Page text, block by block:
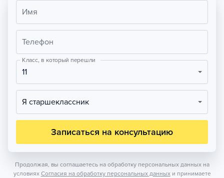
Имя
Телефон
Класс, в который перешли
11
Я старшеклассник
Записаться на консультацию
Продолжая, вы соглашаетесь на обработку персональных данных на
условиях Согласия на обработку персональных данных и принимаете